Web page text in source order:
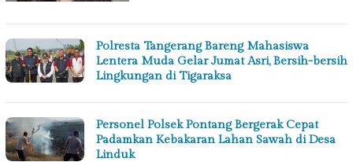
Polresta Tangerang Bareng Mahasiswa
Lentera Muda Gelar Jumat Asri, Bersih-bersih
Lingkungan di Tigaraksa
Personel Polsek Pontang Bergerak Cepat
Padamkan Kebakaran Lahan Sawah di Desa
Linduk